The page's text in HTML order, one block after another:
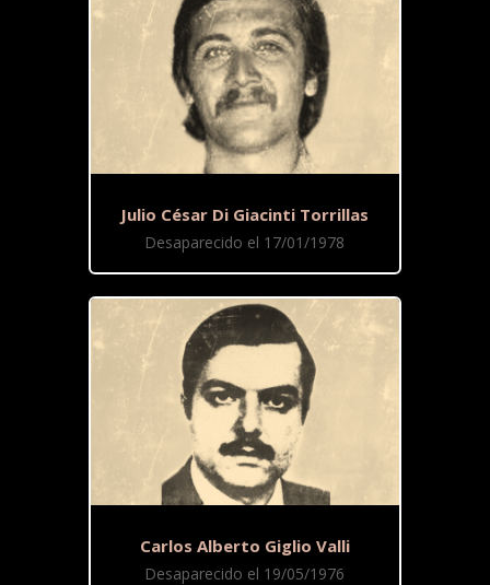
Julio César Di Giacinti Torrillas
Desaparecido el 17/01/1978
Carlos Alberto Giglio Valli
Desaparecido el 19/05/1976